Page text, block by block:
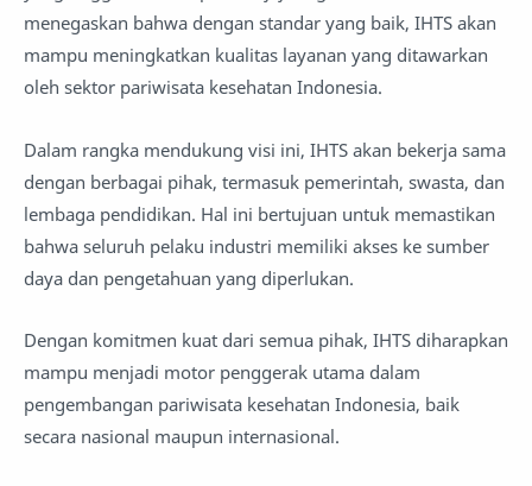
menegaskan bahwa dengan standar yang baik, IHTS akan
mampu meningkatkan kualitas layanan yang ditawarkan
oleh sektor pariwisata kesehatan Indonesia.
Dalam rangka mendukung visi ini, IHTS akan bekerja sama
dengan berbagai pihak, termasuk pemerintah, swasta, dan
lembaga pendidikan. Hal ini bertujuan untuk memastikan
bahwa seluruh pelaku industri memiliki akses ke sumber
daya dan pengetahuan yang diperlukan.
Dengan komitmen kuat dari semua pihak, IHTS diharapkan
mampu menjadi motor penggerak utama dalam
pengembangan pariwisata kesehatan Indonesia, baik
secara nasional maupun internasional.